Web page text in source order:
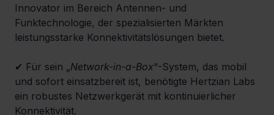
Innovator im Bereich Antennen- und
Funktechnologie, der spezialisierten Märkten
leistungsstarke Konnektivitätslösungen bietet.
✔ Für sein „Network-in-a-Box“-System, das mobil
und sofort einsatzbereit ist, benötigte Hertzian Labs
ein robustes Netzwerkgerät mit kontinuierlicher
Konnektivität.